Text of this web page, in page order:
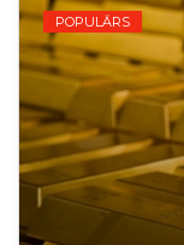
POPULĀRS